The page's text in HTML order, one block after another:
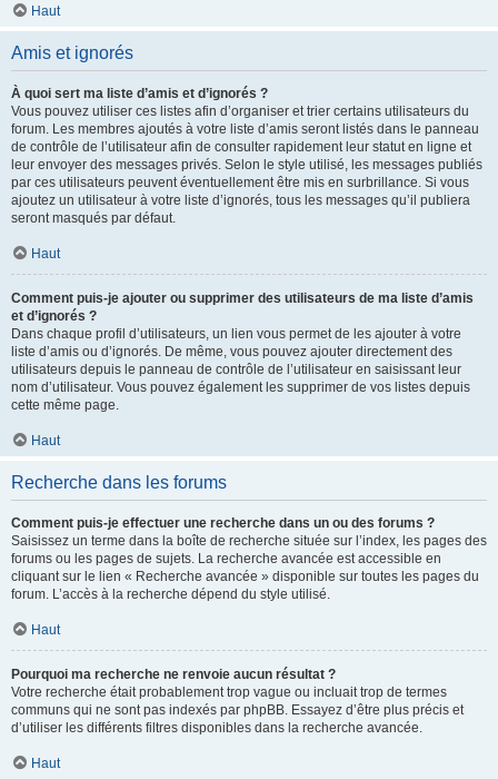
Haut
Amis et ignorés
À quoi sert ma liste d’amis et d’ignorés ?
Vous pouvez utiliser ces listes afin d’organiser et trier certains utilisateurs du
forum. Les membres ajoutés à votre liste d’amis seront listés dans le panneau
de contrôle de l’utilisateur afin de consulter rapidement leur statut en ligne et
leur envoyer des messages privés. Selon le style utilisé, les messages publiés
par ces utilisateurs peuvent éventuellement être mis en surbrillance. Si vous
ajoutez un utilisateur à votre liste d’ignorés, tous les messages qu’il publiera
seront masqués par défaut.
Haut
Comment puis-je ajouter ou supprimer des utilisateurs de ma liste d’amis
et d’ignorés ?
Dans chaque profil d’utilisateurs, un lien vous permet de les ajouter à votre
liste d’amis ou d’ignorés. De même, vous pouvez ajouter directement des
utilisateurs depuis le panneau de contrôle de l’utilisateur en saisissant leur
nom d’utilisateur. Vous pouvez également les supprimer de vos listes depuis
cette même page.
Haut
Recherche dans les forums
Comment puis-je effectuer une recherche dans un ou des forums ?
Saisissez un terme dans la boîte de recherche située sur l’index, les pages des
forums ou les pages de sujets. La recherche avancée est accessible en
cliquant sur le lien « Recherche avancée » disponible sur toutes les pages du
forum. L’accès à la recherche dépend du style utilisé.
Haut
Pourquoi ma recherche ne renvoie aucun résultat ?
Votre recherche était probablement trop vague ou incluait trop de termes
communs qui ne sont pas indexés par phpBB. Essayez d’être plus précis et
d’utiliser les différents filtres disponibles dans la recherche avancée.
Haut